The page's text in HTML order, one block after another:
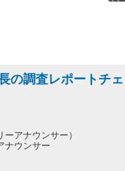
の調査レポートチェ
アナウンサー）
ナウンサー